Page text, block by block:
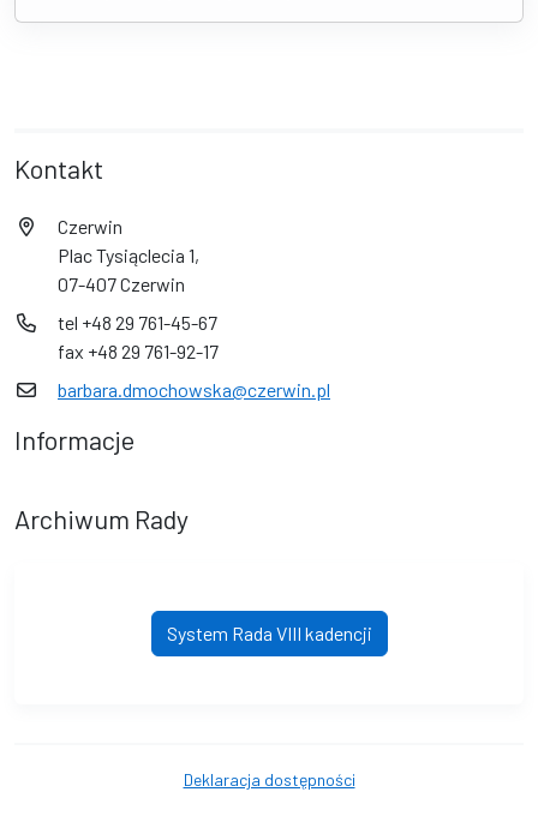
Kontakt
Czerwin
Plac Tysiąclecia 1,
07-407 Czerwin
tel +48 29 761-45-67
fax +48 29 761-92-17
barbara.dmochowska@czerwin.pl
Informacje
Archiwum Rady
System Rada VIII kadencji
Deklaracja dostępności